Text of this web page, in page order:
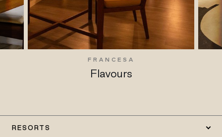
FRANCESA
Flavours
RESORTS